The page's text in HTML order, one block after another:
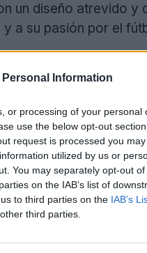
Information
or processing of your personal
use the below opt-out
request is processed you may
utilized by us or
You may separately opt-out of
on the IAB’s list of
to third parties on the IAB’s
third parties.
un diseño atrevido y
a su pasión por el